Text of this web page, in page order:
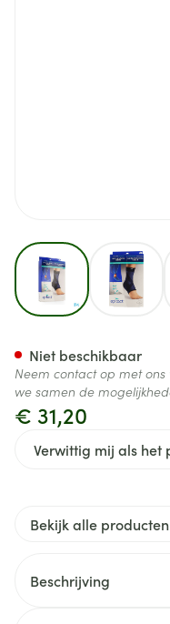
View larger image
View
€ 31,20
Verwittig mij als het
Niet beschikbaar
Neem contact op met
we samen de
Bekijk alle
Beschrijving